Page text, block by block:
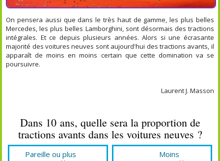
On pensera aussi que dans le très haut de gamme, les plus belles
Mercedes, les plus belles Lamborghini, sont désormais des tractions
intégrales. Et ce depuis plusieurs années. Alors si une écrasante
majorité des voitures neuves sont aujourd'hui des tractions avants, il
apparaît de moins en moins certain que cette domination va se
poursuivre.
Laurent J. Masson
Dans 10 ans, quelle sera la proportion de
tractions avants dans les voitures neuves ?
Pareille ou plus
Moins